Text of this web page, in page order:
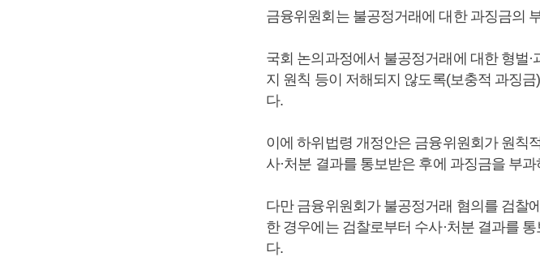
금융위원회는 불공정거래에 대한 과징금의
국회 논의과정에서 불공정거래에 대한 형벌
지 원칙 등이 저해되지 않도록(보충적 과징
다.
이에 하위법령 개정안은 금융위원회가 원칙
사·처분 결과를 통보받은 후에 과징금을 부
다만 금융위원회가 불공정거래 혐의를 검찰
한 경우에는 검찰로부터 수사·처분 결과를
다.